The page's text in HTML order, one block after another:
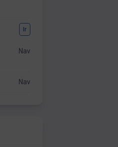
Ir
Nav
Nav